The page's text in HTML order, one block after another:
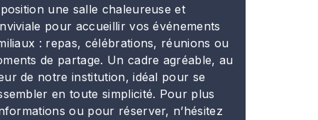
une salle chaleureuse et
pour accueillir vos événements
: repas, célébrations, réunions ou
de partage. Un cadre agréable, au
de notre institution, idéal pour se
en toute simplicité. Pour plus
ou pour réserver, n’hésitez